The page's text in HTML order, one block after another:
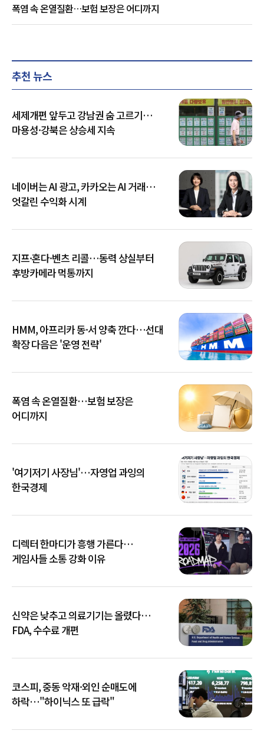
폭염 속 온열질환…보험 보장은 어디까지
추천 뉴스
세제개편 앞두고 강남권 숨 고르기…
마용성·강북은 상승세 지속
네이버는 AI 광고, 카카오는 AI 거래…
엇갈린 수익화 시계
지프·혼다·벤츠 리콜…동력 상실부터
후방카메라 먹통까지
HMM, 아프리카 동·서 양축 깐다…선대
확장 다음은 '운영 전략'
폭염 속 온열질환…보험 보장은
어디까지
'여기저기 사장님'…자영업 과잉의
한국경제
디렉터 한마디가 흥행 가른다…
게임사들 소통 강화 이유
신약은 낮추고 의료기기는 올렸다…
FDA, 수수료 개편
코스피, 중동 악재·외인 순매도에
하락…"하이닉스 또 급락"